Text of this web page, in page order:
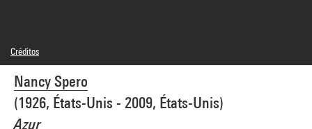
Nancy Spero
(1926, États-Unis - 2009, États-Unis)
Azur
Créditos
Leyenda : Elément n°37
© Adagp, Paris
Créditos fotográficos : Centre Pompidou, MNAM-CCI/Philippe Migeat/Dist.
GrandPalaisRmn
Referencia de la imagen : 4N05445